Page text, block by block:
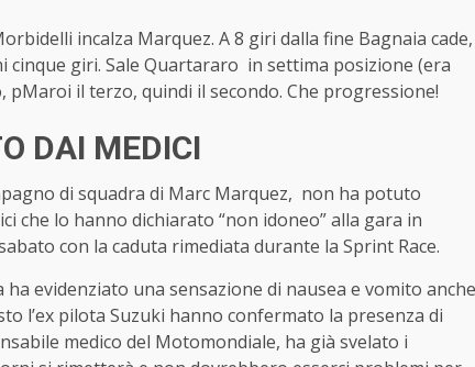
incalza Marquez. A 8 giri dalla fine Bagnaia cade,
cinque giri. Sale Quartararo in settima posizione (era
il terzo, quindi il secondo. Che progressione!
DAI MEDICI
di squadra di Marc Marquez, non ha potuto
che lo hanno dichiarato “non idoneo” alla gara in
con la caduta rimediata durante la Sprint Race.
evidenziato una sensazione di nausea e vomito anche
l’ex pilota Suzuki hanno confermato la presenza di
medico del Motomondiale, ha già svelato i